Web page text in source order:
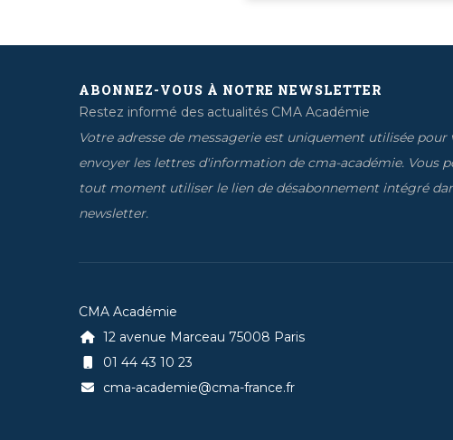
ABONNEZ-VOUS À NOTRE NEWSLETTER
Restez informé des actualités CMA Académie
Votre adresse de messagerie est uniquement utilisée pour
envoyer les lettres d'information de cma-académie. Vous
tout moment utiliser le lien de désabonnement intégré
newsletter.
CMA Académie
12 avenue Marceau 75008 Paris
01 44 43 10 23
cma-academie@cma-france.fr